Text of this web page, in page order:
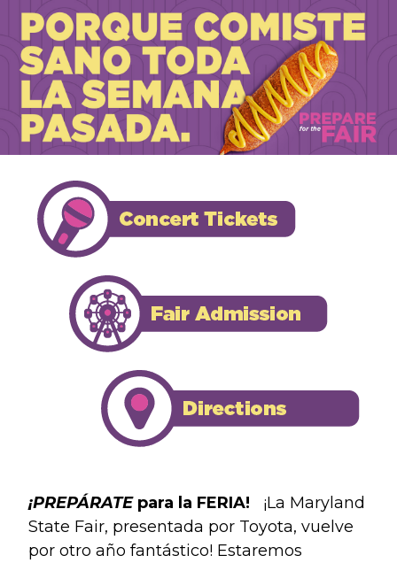
¡PREPÁRATEpara la FERIA! ¡La Maryland
State Fair, presentada por Toyota, vuelve
por otro año fantástico! Estaremos